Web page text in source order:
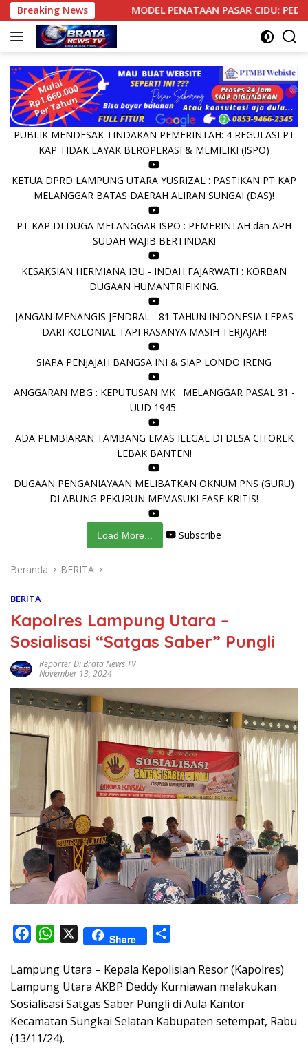
Langsung
ke
konten
Breaking NewsMODEL PENATAAN PASAR CIDU: PEDAGANG
PUBLIK MENDESAK TINDAKAN PEMERINTAH: 4 REGULASI PT
KAP TIDAK LAYAK BEROPERASI & MEMILIKI (ISPO)
KETUA DPRD LAMPUNG UTARA YUSRIZAL : PASTIKAN PT KAP
MELANGGAR BATAS DAERAH ALIRAN SUNGAI (DAS)!
PT KAP DI DUGA MELANGGAR ISPO : PEMERINTAH dan APH
SUDAH WAJIB BERTINDAK!
KESAKSIAN HERMIANA IBU - INDAH FAJARWATI : KORBAN
DUGAAN HUMANTRIFIKING.
JANGAN MENANGIS JENDRAL - 81 TAHUN INDONESIA LEPAS
DARI KOLONIAL TAPI RASANYA MASIH TERJAJAH!
SIAPA PENJAJAH BANGSA INI & SIAP LONDO IRENG
ANGGARAN MBG : KEPUTUSAN MK : MELANGGAR PASAL 31 -
UUD 1945.
ADA PEMBIARAN TAMBANG EMAS ILEGAL DI DESA CITOREK
LEBAK BANTEN!
DUGAAN PENGANIAYAAN MELIBATKAN OKNUM PNS (GURU)
DI ABUNG PEKURUN MEMASUKI FASE KRITIS!
Load More... Subscribe
Beranda BERITA
BERITA
Kapolres Lampung Utara –
Sosialisasi “Satgas Saber” Pungli
Reporter Di Brata News TV
November 13, 2024
c
e
b
o
o
W
a
t
s
A
p
X Share
a
r
e
Lampung Utara – Kepala Kepolisian Resor (Kapolres)
Lampung Utara AKBP Deddy Kurniawan melakukan
Sosialisasi Satgas Saber Pungli di Aula Kantor
Kecamatan Sungkai Selatan Kabupaten setempat, Rabu
(13/11/24).